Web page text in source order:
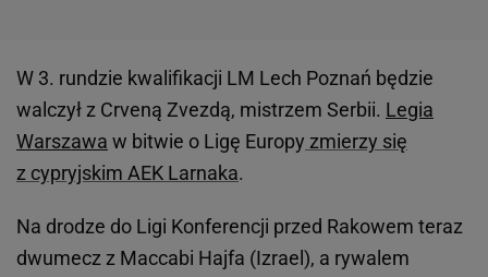
W 3. rundzie kwalifikacji LM Lech Poznań będzie
walczył z Crveną Zvezdą, mistrzem Serbii. Legia
Warszawa w bitwie o Ligę Europy zmierzy się
z cypryjskim AEK Larnaka.
Na drodze do Ligi Konferencji przed Rakowem teraz
dwumecz z Maccabi Hajfa (Izrael), a rywalem